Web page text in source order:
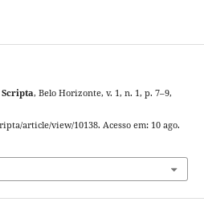
Scripta, Belo Horizonte, v. 1, n. 1, p. 7–9,
article/view/10138. Acesso em: 10 ago.